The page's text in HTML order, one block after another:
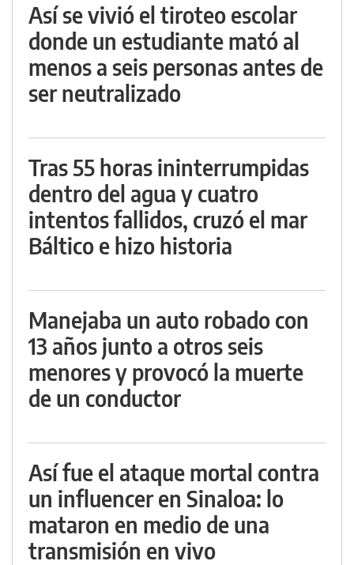
Así se vivió el tiroteo escolar
donde un estudiante mató al
menos a seis personas antes de
ser neutralizado
Tras 55 horas ininterrumpidas
dentro del agua y cuatro
intentos fallidos, cruzó el mar
Báltico e hizo historia
Manejaba un auto robado con
13 años junto a otros seis
menores y provocó la muerte
de un conductor
Así fue el ataque mortal contra
un influencer en Sinaloa: lo
mataron en medio de una
transmisión en vivo